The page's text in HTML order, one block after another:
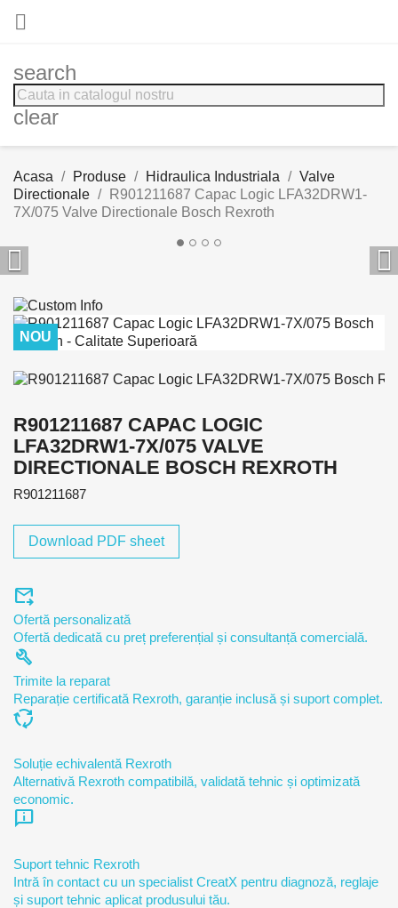

search
clear
Acasa Produse Hidraulica Industriala
Valve
Directionale
R901211687 Capac Logic LFA32DRW1-
7X/075 Valve Directionale Bosch Rexroth
 
NOU
R901211687 CAPAC LOGIC
LFA32DRW1-7X/075 VALVE
DIRECTIONALE BOSCH REXROTH
R901211687
Download PDF sheet
forward_to_inbox
Ofertă personalizată
Ofertă dedicată cu preț preferențial și consultanță comercială.
build
Trimite la reparat
Reparație certificată Rexroth, garanție inclusă și suport complet.
cycle
Soluție echivalentă Rexroth
Alternativă Rexroth compatibilă, validată tehnic și optimizată
economic.
chat_info
Suport tehnic Rexroth
Intră în contact cu un specialist CreatX pentru diagnoză, reglaje
și suport tehnic aplicat produsului tău.